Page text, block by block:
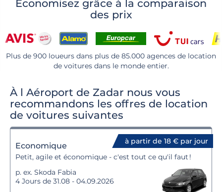
Économisez grâce à la comparaison
des prix
Plus de 900 loueurs dans plus de 85.000 agences de location
de voitures dans le monde entier.
À l Aéroport de Zadar nous vous
recommandons les offres de location
de voitures suivantes
à partir de 18 € par jour
Economique
Petit, agile et économique - c'est tout ce qu'il faut !
p. ex. Skoda Fabia
4 Jours de 31.08 - 04.09.2026